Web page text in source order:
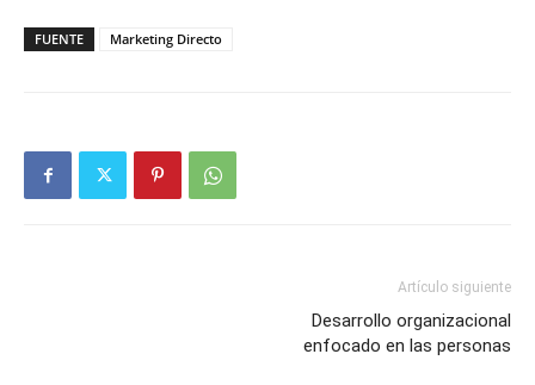
FUENTE Marketing Directo
Artículo siguiente
Desarrollo organizacional
enfocado en las personas